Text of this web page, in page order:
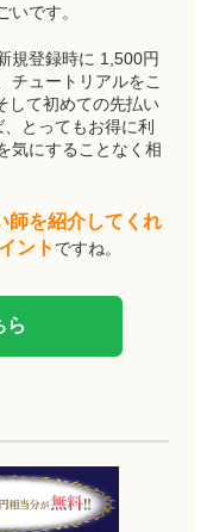
いです。
規登録時に 1,500円
チュートリアルをこ
して初めての先払い
とってもお得に利
気にすることなく相
師を紹介してくれ
ント ですね。
ら